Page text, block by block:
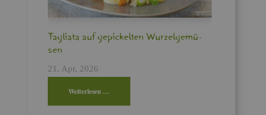
Ta­glia­ta auf ge­pi­ckel­ten Wur­zel­ge­mü­
sen
21. Apr, 2026
Wei­ter­le­sen …